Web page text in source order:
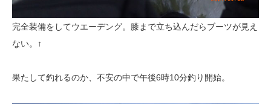
完全装備をしてウエーデング。膝まで立ち込んだらブーツが見え
ない。↑
果たして釣れるのか、不安の中で午後6時10分釣り開始。